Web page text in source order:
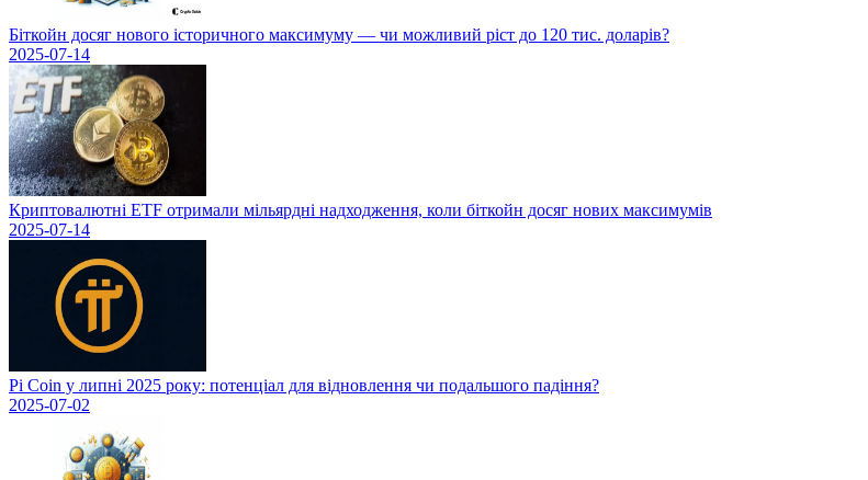
Біткойн досяг нового історичного максимуму — чи можливий ріст до 120 тис. доларів?
2025-07-14
Криптовалютні ETF отримали мільярдні надходження, коли біткойн досяг нових максимумів
2025-07-14
Pi Coin у липні 2025 року: потенціал для відновлення чи подальшого падіння?
2025-07-02